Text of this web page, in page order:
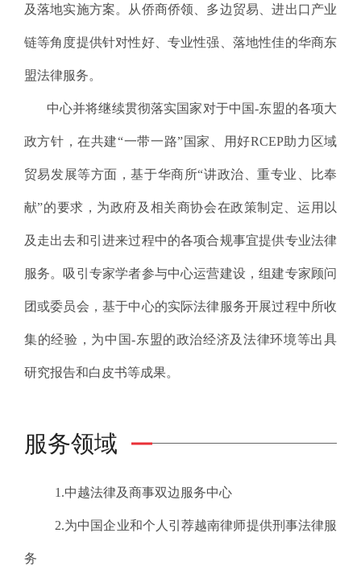
及落地实施方案。从侨商侨领、多边贸易、进出口产业
链等角度提供针对性好、专业性强、落地性佳的华商东
盟法律服务。
中心并将继续贯彻落实国家对于中国-东盟的各项大
政方针，在共建“一带一路”国家、用好RCEP助力区域
贸易发展等方面，基于华商所“讲政治、重专业、比奉
献”的要求，为政府及相关商协会在政策制定、运用以
及走出去和引进来过程中的各项合规事宜提供专业法律
服务。吸引专家学者参与中心运营建设，组建专家顾问
团或委员会，基于中心的实际法律服务开展过程中所收
集的经验，为中国-东盟的政治经济及法律环境等出具
研究报告和白皮书等成果。
服务领域
1.中越法律及商事双边服务中心
2.为中国企业和个人引荐越南律师提供刑事法律服
务